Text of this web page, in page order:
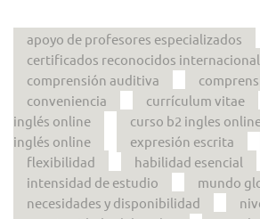
apoyo de profesores especializados
certificados reconocidos
comprensión auditiva
conveniencia
currículum vitae
inglés online
curso b2 ingles
inglés online
expresión escrita
flexibilidad
habilidad esencial
intensidad de estudio
mundo
necesidades y disponibilidad